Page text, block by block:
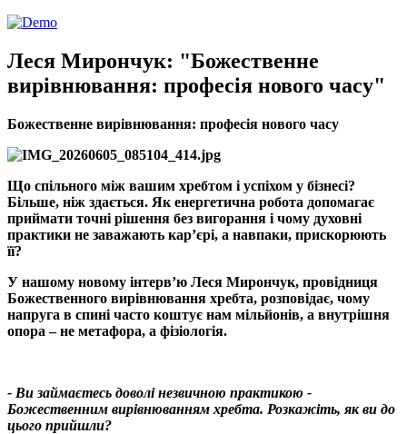
Леся Мирончук: "Божественне
вирівнювання: професія нового часу"
Божественне вирівнювання: професія нового часу
Що спільного між вашим хребтом і успіхом у бізнесі?
Більше, ніж здається. Як енергетична робота допомагає
приймати точні рішення без вигорання і чому духовні
практики не заважають кар’єрі, а навпаки, прискорюють
її?
У нашому новому інтерв’ю Леся Мирончук, провідниця
Божественного вирівнювання хребта, розповідає, чому
напруга в спині часто коштує нам мільйонів, а внутрішня
опора – не метафора, а фізіологія.
- Ви займаєтесь доволі незвичною практикою -
Божественним вирівнюванням хребта. Розкажіть, як ви до
цього прийшли?